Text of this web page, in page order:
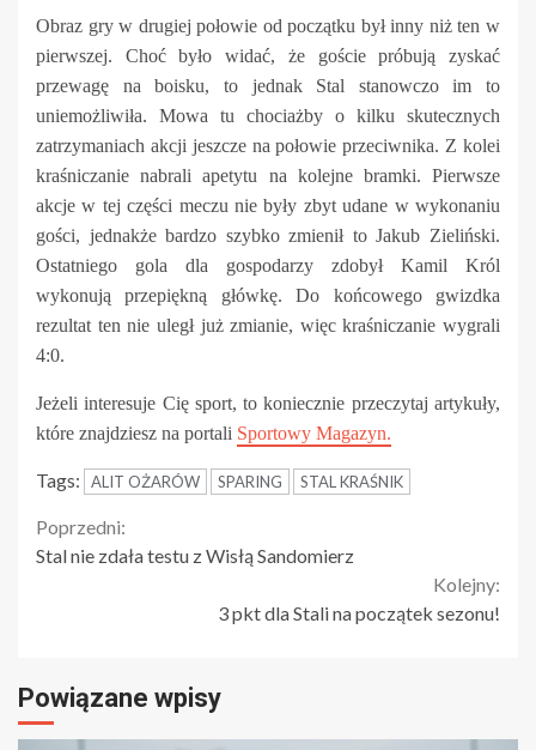
Obraz gry w drugiej połowie od początku był inny niż ten w
pierwszej. Choć było widać, że goście próbują zyskać
przewagę na boisku, to jednak Stal stanowczo im to
uniemożliwiła. Mowa tu chociażby o kilku skutecznych
zatrzymaniach akcji jeszcze na połowie przeciwnika. Z kolei
kraśniczanie nabrali apetytu na kolejne bramki. Pierwsze
akcje w tej części meczu nie były zbyt udane w wykonaniu
gości, jednakże bardzo szybko zmienił to Jakub Zieliński.
Ostatniego gola dla gospodarzy zdobył Kamil Król
wykonują przepiękną główkę. Do końcowego gwizdka
rezultat ten nie uległ już zmianie, więc kraśniczanie wygrali
4:0.
Jeżeli interesuje Cię sport, to koniecznie przeczytaj artykuły,
które znajdziesz na portali Sportowy Magazyn.
Tags: ALIT OŻARÓW SPARING STAL KRAŚNIK
Continue
Poprzedni:
Stal nie zdała testu z Wisłą Sandomierz
Kolejny:
3 pkt dla Stali na początek sezonu!
Powiązane wpisy